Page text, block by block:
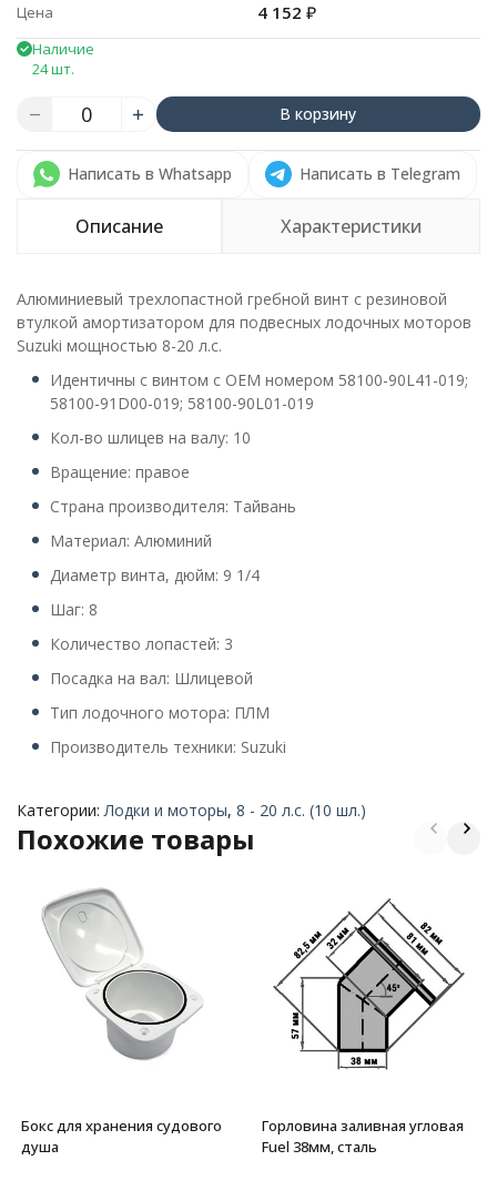
Цена 4 152 ₽
Наличие
24 шт.
В корзину
Написать в Whatsapp Написать в Telegram
Описание Характеристики
Алюминиевый трехлопастной гребной винт с резиновой
втулкой амортизатором для подвесных лодочных моторов
Suzuki мощностью 8-20 л.с.
Идентичны с винтом с OEM номером 58100-90L41-019;
58100-91D00-019; 58100-90L01-019
Кол-во шлицев на валу: 10
Вращение: правое
Страна производителя: Тайвань
Материал: Алюминий
Диаметр винта, дюйм: 9 1/4
Шаг: 8
Количество лопастей: 3
Посадка на вал: Шлицевой
Тип лодочного мотора: ПЛМ
Производитель техники: Suzuki
Категории:Лодки и моторы, 8 - 20 л.с. (10 шл.)
Похожие товары
Бокс для хранения судового
душа
Горловина заливная угловая
Fuel 38мм, сталь